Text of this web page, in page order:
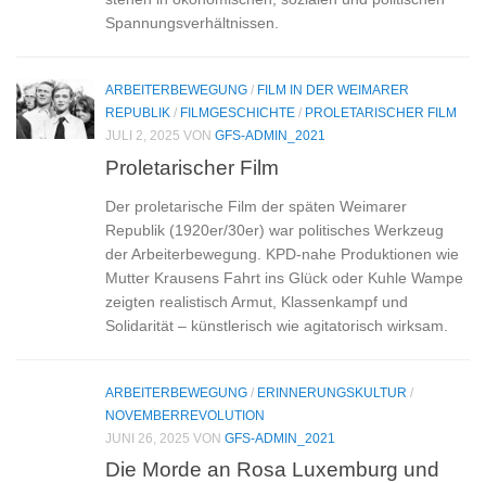
Spannungsverhältnissen.
ARBEITERBEWEGUNG / FILM IN DER WEIMARER
REPUBLIK / FILMGESCHICHTE / PROLETARISCHER FILM
JULI 2, 2025 VON GFS-ADMIN_2021
Proletarischer Film
Der proletarische Film der späten Weimarer
Republik (1920er/30er) war politisches Werkzeug
der Arbeiterbewegung. KPD-nahe Produktionen wie
Mutter Krausens Fahrt ins Glück oder Kuhle Wampe
zeigten realistisch Armut, Klassenkampf und
Solidarität – künstlerisch wie agitatorisch wirksam.
ARBEITERBEWEGUNG / ERINNERUNGSKULTUR /
NOVEMBERREVOLUTION
JUNI 26, 2025 VON GFS-ADMIN_2021
Die Morde an Rosa Luxemburg und